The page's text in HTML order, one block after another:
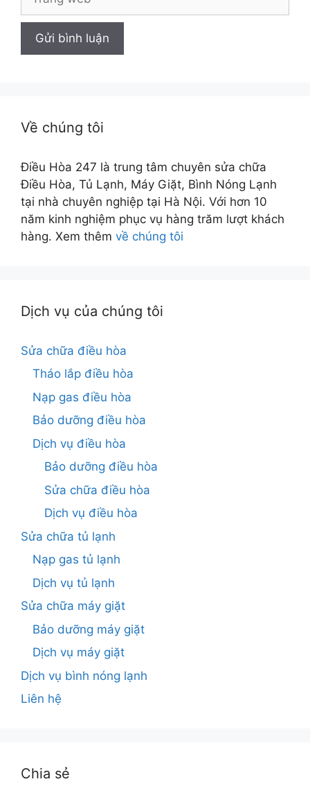
web
Về chúng tôi
Điều Hòa 247 là trung tâm chuyên sửa chữa
Điều Hòa, Tủ Lạnh, Máy Giặt, Bình Nóng Lạnh
tại nhà chuyên nghiệp tại Hà Nội. Với hơn 10
năm kinh nghiệm phục vụ hàng trăm lượt khách
hàng. Xem thêm về chúng tôi
Dịch vụ của chúng tôi
Sửa chữa điều hòa
Tháo lắp điều hòa
Nạp gas điều hòa
Bảo dưỡng điều hòa
Dịch vụ điều hòa
Bảo dưỡng điều hòa
Sửa chữa điều hòa
Dịch vụ điều hòa
Sửa chữa tủ lạnh
Nạp gas tủ lạnh
Dịch vụ tủ lạnh
Sửa chữa máy giặt
Bảo dưỡng máy giặt
Dịch vụ máy giặt
Dịch vụ bình nóng lạnh
Liên hệ
Chia sẻ